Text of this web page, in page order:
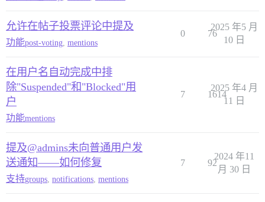
允许在帖子投票评论中提及
功能post-voting mentions
0 76
2025 年5 月
10 日
在用户名自动完成中排
除"Suspended"和"Blocked"用
户
功能mentions
7 1614
2025 年4 月
11 日
提及@admins未向普通用户发
送通知——如何修复
支持groups notifications mentions
7 92
2024 年11
月 30 日